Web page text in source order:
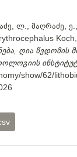
ლ., მაღრაძე, ე.,
ღია წვდომის
show/62/